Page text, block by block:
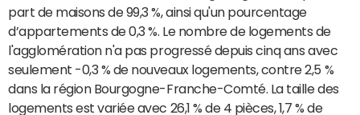
part de maisons de 99,3 %, ainsi qu'un pourcentage
d’appartements de 0,3 %. Le nombre de logements de
l'agglomération n'a pas progressé depuis cinq ans avec
seulement -0,3 % de nouveaux logements, contre 2,5 %
dans la région Bourgogne-Franche-Comté. La taille des
logements est variée avec 26,1 % de 4 pièces, 1,7 % de